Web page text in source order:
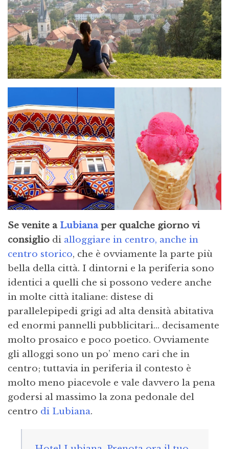
Se venite a Lubianaper qualche giorno vi
consiglio di alloggiare in centro, anche in
centro storico, che è ovviamente la parte più
bella della città. I dintorni e la periferia sono
identici a quelli che si possono vedere anche
in molte città italiane: distese di
parallelepipedi grigi ad alta densità abitativa
ed enormi pannelli pubblicitari… decisamente
molto prosaico e poco poetico. Ovviamente
gli alloggi sono un po’ meno cari che in
centro; tuttavia in periferia il contesto è
molto meno piacevole e vale davvero la pena
godersi al massimo la zona pedonale del
centro di Lubiana.